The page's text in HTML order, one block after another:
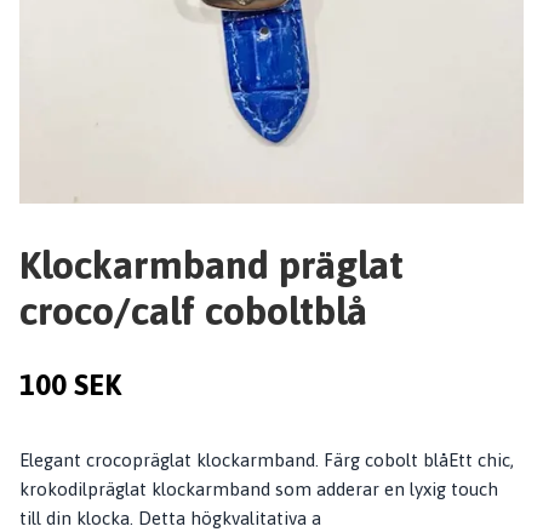
Klockarmband präglat
croco/calf coboltblå
100 SEK
Elegant crocopräglat klockarmband. Färg cobolt blåEtt chic,
krokodilpräglat klockarmband som adderar en lyxig touch
till din klocka. Detta högkvalitativa a